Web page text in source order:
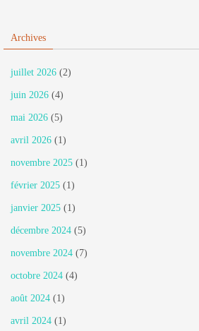
Archives
juillet 2026 (2)
juin 2026 (4)
mai 2026 (5)
avril 2026 (1)
novembre 2025 (1)
février 2025 (1)
janvier 2025 (1)
décembre 2024 (5)
novembre 2024 (7)
octobre 2024 (4)
août 2024 (1)
avril 2024 (1)